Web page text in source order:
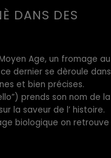
DANS DES
Age, un fromage au
dernier se dèroule dans
et bien précises.
prends son nom de la
la saveur de l’ histoire.
biologique on retrouve